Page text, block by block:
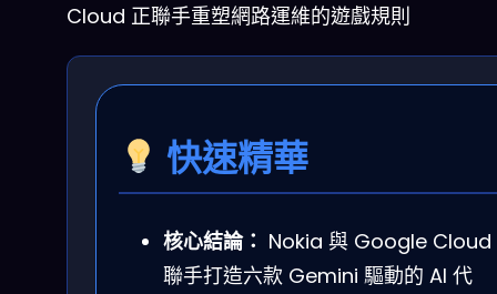
Cloud 正聯手重塑網路運維的遊戲規則
快速精華
核心結論： Nokia 與 Google Cloud
聯手打造六款 Gemini 驅動的 AI 代